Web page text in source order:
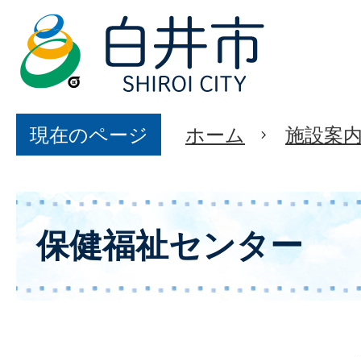
現在のページ ホーム 施設案
保健福祉センター